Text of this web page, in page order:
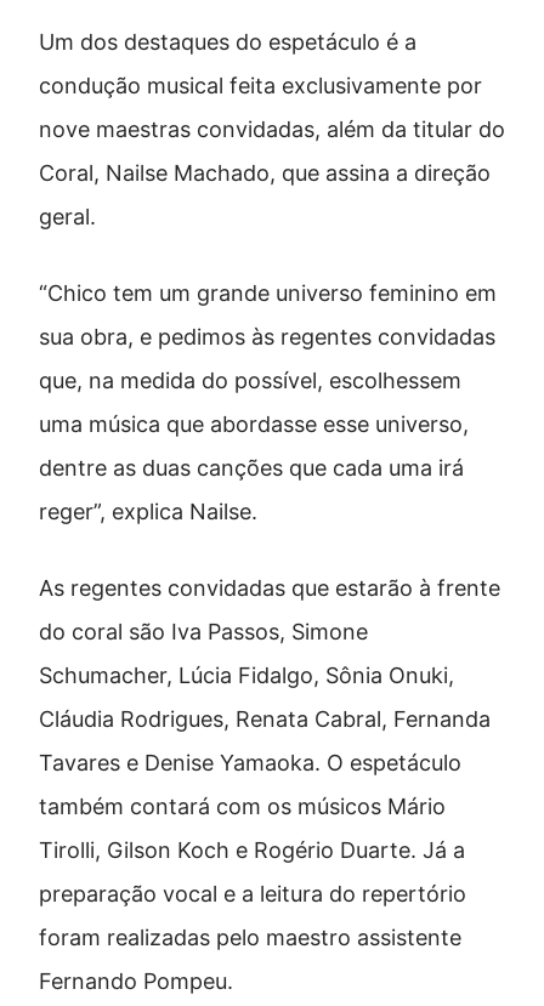
Um dos destaques do espetáculo é a
condução musical feita exclusivamente por
nove maestras convidadas, além da titular do
Coral, Nailse Machado, que assina a direção
geral.
“Chico tem um grande universo feminino em
sua obra, e pedimos às regentes convidadas
que, na medida do possível, escolhessem
uma música que abordasse esse universo,
dentre as duas canções que cada uma irá
reger”, explica Nailse.
As regentes convidadas que estarão à frente
do coral são Iva Passos, Simone
Schumacher, Lúcia Fidalgo, Sônia Onuki,
Cláudia Rodrigues, Renata Cabral, Fernanda
Tavares e Denise Yamaoka. O espetáculo
também contará com os músicos Mário
Tirolli, Gilson Koch e Rogério Duarte. Já a
preparação vocal e a leitura do repertório
foram realizadas pelo maestro assistente
Fernando Pompeu.